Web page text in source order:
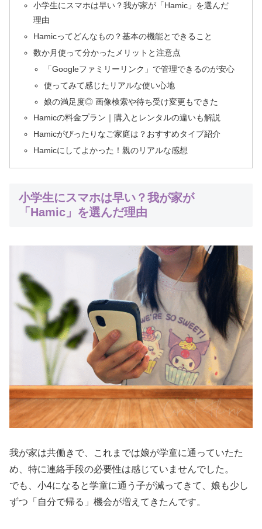
小学生にスマホは早い？我が家が「Hamic」を選んだ
理由
Hamicってどんなもの？基本の機能とできること
数か月使って分かったメリットと注意点
「Googleファミリーリンク」で管理できるのが安心
使ってみて感じたリアルな使い心地
娘の満足度◎ 画像検索や待ち受け変更もできた
Hamicの料金プラン｜購入とレンタルの違いも解説
Hamicがぴったりなご家庭は？おすすめタイプ紹介
Hamicにしてよかった！親のリアルな感想
小学生にスマホは早い？我が家が
「Hamic」を選んだ理由
我が家は共働きで、これまでは娘が学童に通っていたた
め、特に連絡手段の必要性は感じていませんでした。
でも、小4になると学童に通う子が減ってきて、娘も少し
ずつ「自分で帰る」機会が増えてきたんです。